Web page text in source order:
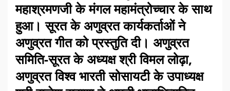
महाश्रमणजी के मंगल महामंत्रोच्चार के साथ
हुआ। सूरत के अणुव्रत कार्यकर्ताओं ने
अणुव्रत गीत को प्रस्तुति दी। अणुव्रत
समिति-सूरत के अध्यक्ष श्री विमल लोढ़ा,
अणुव्रत विश्व भारती सोसायटी के उपाध्यक्ष